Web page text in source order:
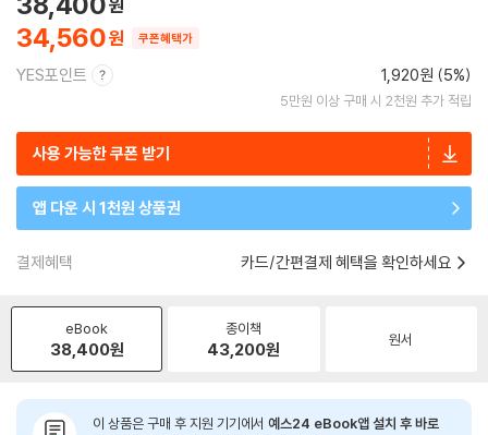
34,560 쿠폰혜택가
YES포인트 1,920원 (5%)
5만원 이상 구매 시 2천원 추가 적립
사용 가능한 쿠폰 받기
앱 다운 시 1천원 상품권
결제혜택 카드/간편결제 혜택을 확인하세요
eBook
38,400원
종이책
43,200원 원서
이 상품은 구매 후 지원 기기에서 예스24 eBook앱 설치 후 바로